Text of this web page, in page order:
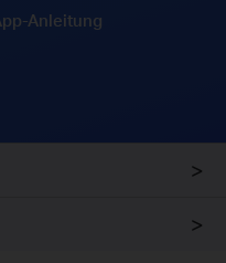
Anleitung